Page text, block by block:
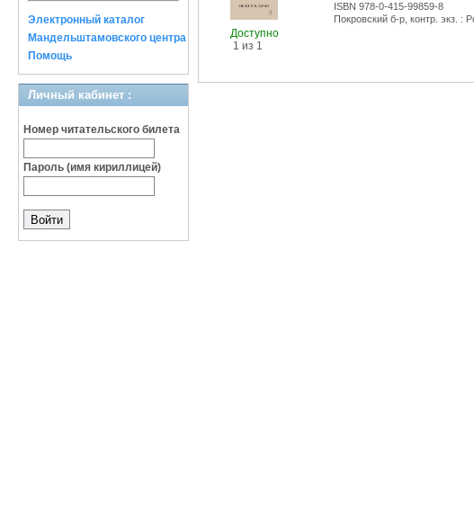
Электронный каталог
Мандельштамовского центра
Помощь
Личный кабинет :
Номер читательского билета
Пароль (имя кириллицей)
Доступно
1 из 1
ISBN 978-0-415-99859-8
Покровский б-р, контр. экз. :